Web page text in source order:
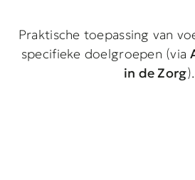
Praktische toepassing van
specifieke doelgroepen (via
in de Zorg).